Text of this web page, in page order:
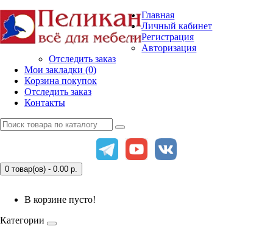
Главная
Личный кабинет
Регистрация
Авторизация
Отследить заказ
Мои закладки (0)
Корзина покупок
Отследить заказ
Контакты
0 товар(ов) - 0.00 р.
В корзине пусто!
Категории